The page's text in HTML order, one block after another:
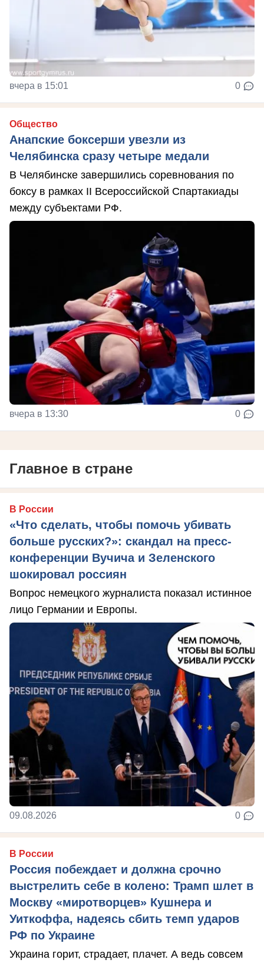
вчера в 15:01 0
Общество
Анапские боксерши увезли из
Челябинска сразу четыре медали
В Челябинске завершились соревнования по
боксу в рамках II Всероссийской Спартакиады
между субъектами РФ.
вчера в 13:30 0
Главное в стране
В России
«Что сделать, чтобы помочь убивать
больше русских?»: скандал на пресс-
конференции Вучича и Зеленского
шокировал россиян
Вопрос немецкого журналиста показал истинное
лицо Германии и Европы.
09.08.2026 0
В России
Россия побеждает и должна срочно
выстрелить себе в колено: Трамп шлет в
Москву «миротворцев» Кушнера и
Уиткоффа, надеясь сбить темп ударов
РФ по Украине
Украина горит, страдает, плачет. А ведь совсем